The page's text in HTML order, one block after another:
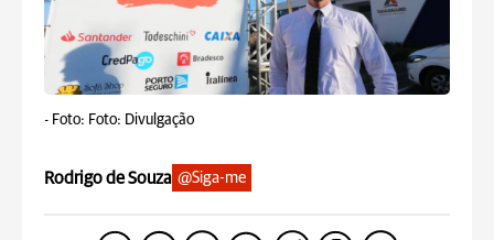
- Foto: Foto: Divulgação
Rodrigo de Souza @Siga-me